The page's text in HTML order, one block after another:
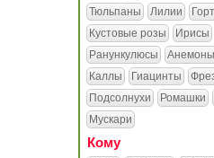
Тюльпаны
Лилии
Кустовые розы
Ирисы
Ранункулюсы
Анемоны
Каллы
Гиацинты
Подсолнухи
Ромашки
Мускари
Кому